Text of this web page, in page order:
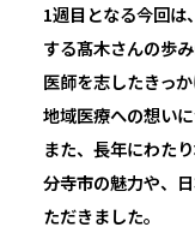
1週目となる今回は
する髙木さんの歩み
医師を志したきっ
地域医療への想い
また、長年にわた
分寺市の魅力や、
ただきました。